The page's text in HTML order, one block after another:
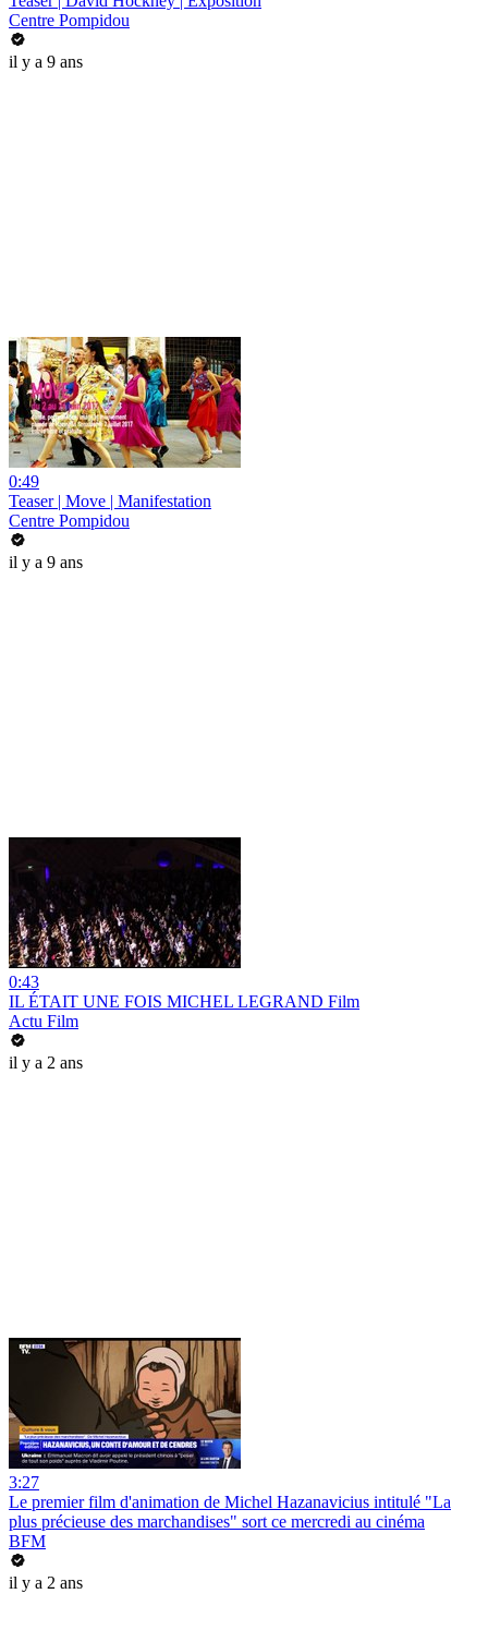
Centre Pompidou
il y a 9 ans
0:49
Teaser | Move | Manifestation
Centre Pompidou
il y a 9 ans
0:43
IL ÉTAIT UNE FOIS MICHEL LEGRAND Film
Actu Film
il y a 2 ans
3:27
Le premier film d'animation de Michel Hazanavicius intitulé "La
plus précieuse des marchandises" sort ce mercredi au cinéma
BFM
il y a 2 ans